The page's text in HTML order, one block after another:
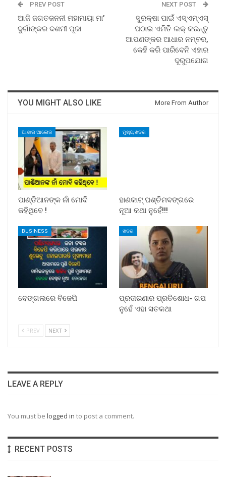
PREV POST
ଆଜି ଜଗତଜନନୀ ମହାମାୟା ମା’
ଦୁର୍ଗାଙ୍କର ଦଶମୀ ପୂଜା
NEXT POST
ସୁରକ୍ଷା ପାଇଁ ଏସ୍‌ଏମ୍‌ଏସ୍‌
ପଠାଇ ଏମିତି ଲକ୍‌ କରନ୍ତୁ
ଆପଣଙ୍କର ଆଧାର ନମ୍ବର,
କେହି କରି ପାରିବେନି ଏହାର
ଦୂରୁପଯୋଗ
YOU MIGHT ALSO LIKE More From Author
ଆଶାର ଆଲୋକ
ପାଣ୍ଡିଆନଙ୍କ ନାଁ ମୋଦି
କହିଥିବେ !
ମୁଖ୍ୟ ଖବର
ହାଣକାଟ୍‌ ପଶ୍ଚିମବଙ୍ଗରେ
ନୂଆ କଥା ନୁହେଁ!!!
BUSINESS
ବେଙ୍ଗଲରେ ବିଜେପି
ଖବର
ପ୍ରତାରଣାର ପ୍ରତିଶୋଧ- ଗପ
ନୁହେଁ ଏହା ସତକଥା
PREV NEXT
LEAVE A REPLY
You must be logged in to post a comment.
RECENT POSTS